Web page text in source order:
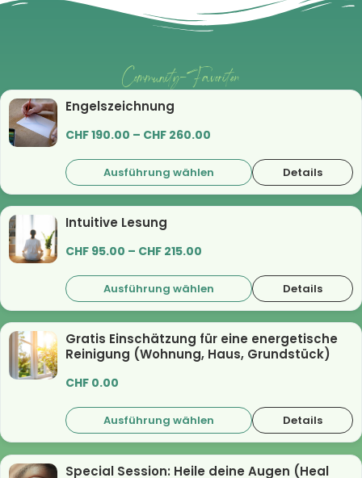
Community-Favoriten
Engelszeichnung
CHF190.00 – CHF 260.00
Ausführung wählen Details
Intuitive Lesung
CHF 95.00 – CHF 215.00
Ausführung wählen Details
Gratis Einschätzung für eine energetische
Reinigung (Wohnung, Haus, Grundstück)
CHF 0.00
Ausführung wählen Details
Special Session: Heile deine Augen (Heal